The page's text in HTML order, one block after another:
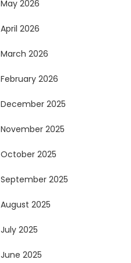
May 2026
April 2026
March 2026
February 2026
December 2025
November 2025
October 2025
September 2025
August 2025
July 2025
June 2025